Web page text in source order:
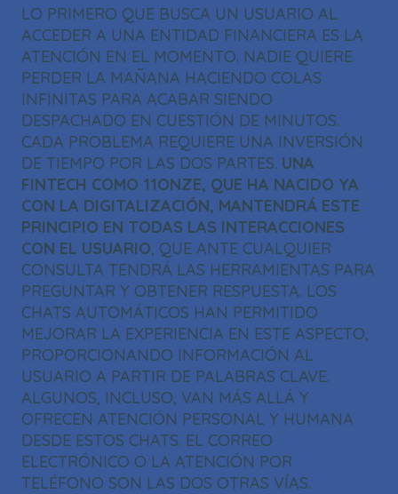
LO PRIMERO QUE BUSCA UN USUARIO AL
ACCEDER A UNA ENTIDAD FINANCIERA ES LA
ATENCIÓN EN EL MOMENTO. NADIE QUIERE
PERDER LA MAÑANA HACIENDO COLAS
INFINITAS PARA ACABAR SIENDO
DESPACHADO EN CUESTIÓN DE MINUTOS.
CADA PROBLEMA REQUIERE UNA INVERSIÓN
DE TIEMPO POR LAS DOS PARTES. UNA
FINTECH COMO 11ONZE, QUE HA NACIDO YA
CON LA DIGITALIZACIÓN, MANTENDRÁ ESTE
PRINCIPIO EN TODAS LAS INTERACCIONES
CON EL USUARIO, QUE ANTE CUALQUIER
CONSULTA TENDRÁ LAS HERRAMIENTAS PARA
PREGUNTAR Y OBTENER RESPUESTA. LOS
CHATS AUTOMÁTICOS HAN PERMITIDO
MEJORAR LA EXPERIENCIA EN ESTE ASPECTO,
PROPORCIONANDO INFORMACIÓN AL
USUARIO A PARTIR DE PALABRAS CLAVE.
ALGUNOS, INCLUSO, VAN MÁS ALLÁ Y
OFRECEN ATENCIÓN PERSONAL Y HUMANA
DESDE ESTOS CHATS. EL CORREO
ELECTRÓNICO O LA ATENCIÓN POR
TELÉFONO SON LAS DOS OTRAS VÍAS.